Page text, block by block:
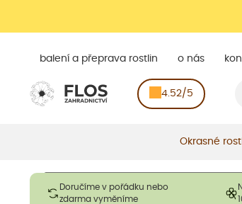
balení a přeprava rostlin o nás
4.52/5
Okrasné
Doručíme v pořádku nebo
zdarma vyměníme
Obrázky slouží pouze pro ilustrační účely a
opadavé rostliny dodávány v dormantním